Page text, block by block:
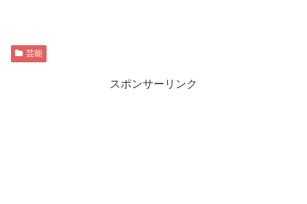
芸能
スポンサーリンク